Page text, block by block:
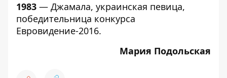
1983 — Джамала, украинская певица,
победительница конкурса
Евровидение-2016.
Мария Подольская